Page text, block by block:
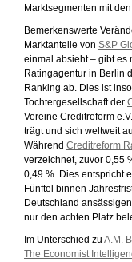
Marktsegmenten mit
Bemerkenswerte
Marktanteile von S&P
einmal absieht – gibt es
Ratingagentur in Berlin
Ranking ab. Dies ist
Tochtergesellschaft der
Vereine Creditreform
trägt und sich weltweit
Während Creditreform
verzeichnet, zuvor 0,55
0,49 %. Dies entspricht
Fünftel binnen
Deutschland
nur den achten Platz
Im Unterschied zu A.M.
The Economist